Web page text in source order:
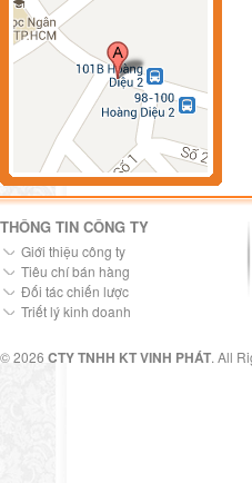
THÔNG TIN CÔNG TY
Giới thiệu công ty
Tiêu chí bán hàng
Đối tác chiến lược
Triết lý kinh doanh
© 2026 CTY TNHH KT VINH PHÁT. All